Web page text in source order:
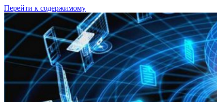
Перейти к содержимому